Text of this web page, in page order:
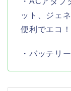
ット、ジェ
便利でエコ！
・バッテリ